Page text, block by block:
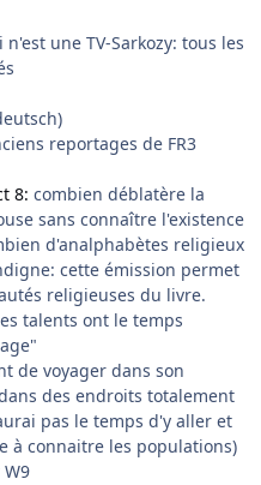
une TV-Sarkozy: tous les
reportages de FR3
8: combien déblatère la
sans connaître l'existence
d'analphabètes religieux
cette émission permet
religieuses du livre.
talents ont le temps
de voyager dans son
des endroits totalement
pas le temps d'y aller et
à connaitre les populations)